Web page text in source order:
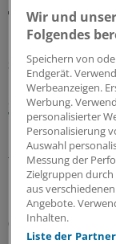
MEHR ZUM
Sparpaket sorgt
Spargesetzes:
Woche geben
Ein Passus des
für Unruhe unter
nicht?
06.08.2026
Wir und
Folgendes
Speichern von
Endgerät.
Werbeanzeigen.
Werbung.
personalisierter
Personalisierung
Auswahl
Messung der
Zielgruppen
aus
Angebote.
Inhalten.
Liste der